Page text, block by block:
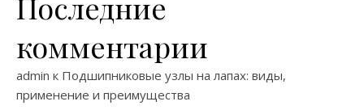
комментарии
admin к Подшипниковые узлы на лапах: виды,
применение и преимущества